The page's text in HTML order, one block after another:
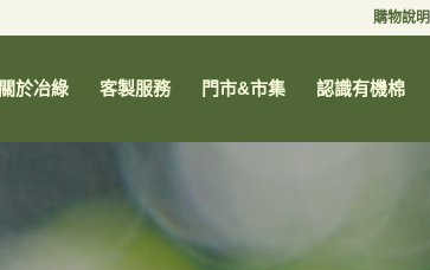
購物說明
關於冶綠 客製服務 門市&市集 認識有機棉